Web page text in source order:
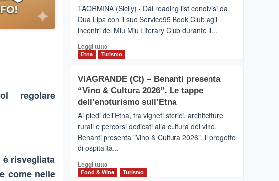
regolare
è risvegliata
come nelle
privilegiata
secondo
i
di
Airbnb.
la
Valle
Alcantara
nei
primi
classifica
siciliana
TAORMINA (Sicily) - Dai reading list condivisi da
Dua Lipa con il suo Service95 Book Club agli
incontri del Miu Miu Literary Club durante il...
Leggi tuttoLeggi
di
IL
SAN
DOMENICO
TAORMINA,
UN
HOTEL
FOUR
PRESENTA
IL
Etna Turismo
VIAGRANDE (Ct) – Benanti presenta
“Vino & Cultura 2026”. Le tappe
dell’enoturismo sull’Etna
Ai piedi dell'Etna, tra vigneti storici, architetture
rurali e percorsi dedicati alla cultura del vino,
Benanti presenta "Vino & Cultura 2026", il progetto
di ospitalità...
Leggi tuttoLeggi
di
Food & Wine Turismo